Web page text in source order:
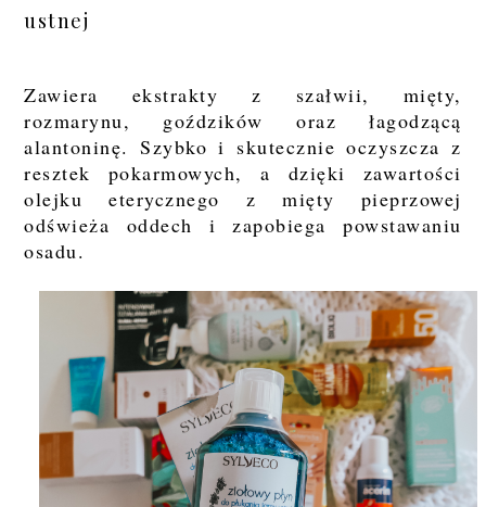
ustnej
Zawiera ekstrakty z szałwii, mięty,
rozmarynu, goździków oraz łagodzącą
alantoninę. Szybko i skutecznie oczyszcza z
resztek pokarmowych, a dzięki zawartości
olejku eterycznego z mięty pieprzowej
odświeża oddech i zapobiega powstawaniu
osadu.